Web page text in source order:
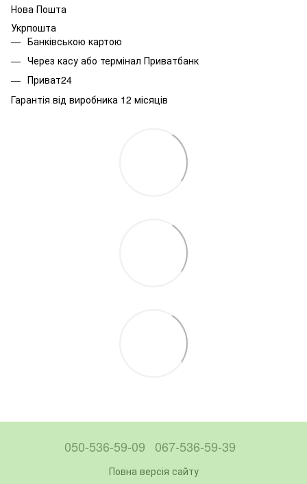
Нова Пошта
Укрпошта
Банківською картою
Через касу або термінал Приватбанк
Приват24
Гарантія від виробника 12 місяців
050-536-59-09 067-536-59-39
Повна версія сайту